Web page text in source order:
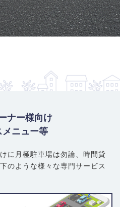
ナー様向け
メニュー等
に月極駐車場は勿論、 時間貸
のような様々な専門サービス